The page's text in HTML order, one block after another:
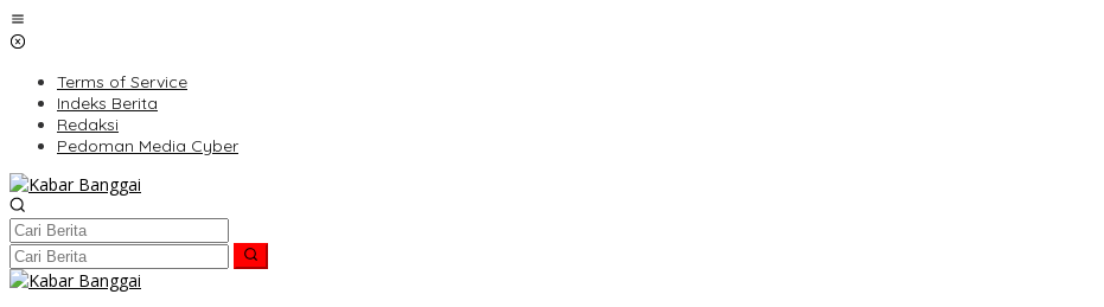
Lewati
ke
Terms of Service
Indeks Berita
Redaksi
Pedoman Media Cyber